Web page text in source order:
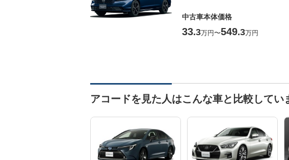
中古車本体価格
33.3万円〜549.3万円
アコードを見た人はこんな車と比較してい